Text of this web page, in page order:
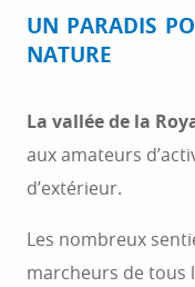
UN PARADIS
NATURE
La vallée de la
aux amateurs
d’extérieur.
Les nombreux
marcheurs de tous